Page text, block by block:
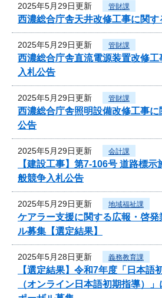
2025年5月29日更新 管財課
西濃総合庁舎天井改修工事に関
2025年5月29日更新 管財課
西濃総合庁舎直流電源装置改修
入札公告
2025年5月29日更新 管財課
西濃総合庁舎照明設備改修工事
公告
2025年5月29日更新 会計課
【建設工事】第7-106号 道路標
般競争入札公告
2025年5月29日更新 地域福祉課
ケアラー支援に関する広報・啓
ル募集【選定結果】
2025年5月28日更新 義務教育課
【選定結果】令和7年度「日本語
（オンライン日本語初期指導）